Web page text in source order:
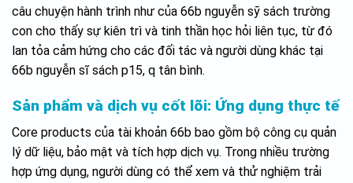
câu chuyện hành trình như của 66b nguyễn sỹ sách trường
con cho thấy sự kiên trì và tinh thần học hỏi liên tục, từ đó
lan tỏa cảm hứng cho các đối tác và người dùng khác tại
66b nguyễn sĩ sách p15, q tân bình.
Sản phẩm và dịch vụ cốt lõi: Ứng dụng thực tế
Core products của tài khoản 66b bao gồm bộ công cụ quản
lý dữ liệu, bảo mật và tích hợp dịch vụ. Trong nhiều trường
hợp ứng dụng, người dùng có thể xem và thử nghiệm trải